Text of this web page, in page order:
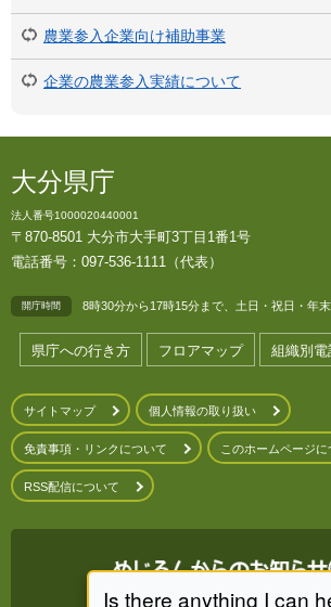
農業参入企業向け補助事業
企業の農業参入実績について
大分県庁
法人番号1000020440001
〒870-8501 大分市大手町3丁目1番1号
電話番号：097-536-1111（代表）
開庁時間 8時30分から17時15分まで、土日・祝日・年末
県庁への行き方 フロアマップ 組織別電
サイトマップ 個人情報の取り扱い
免責事項・リンクについて このホームページに
RSS配信について